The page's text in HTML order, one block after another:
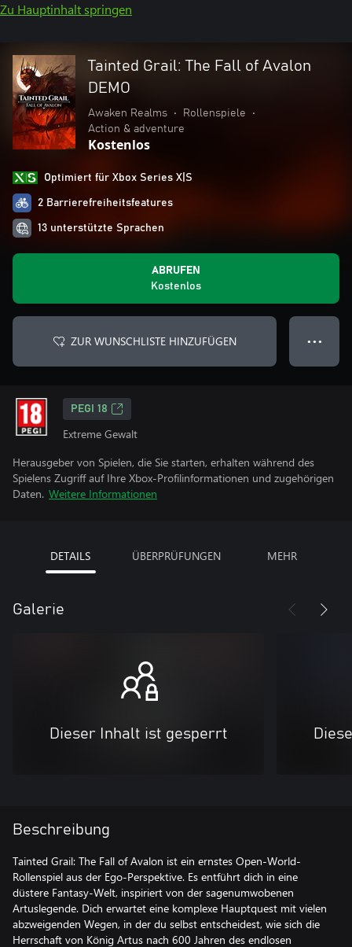
Zu Hauptinhalt springen
Tainted Grail: The Fall of Avalon
DEMO
Awaken Realms • Rollenspiele
•
Action & adventure
Kostenlos
Optimiert für Xbox Series X|S
2 Barrierefreiheitsfeatures
13 unterstützte Sprachen
ABRUFEN
Kostenlos
ZUR WUNSCHLISTE HINZUFÜGEN ● ● ●
PEGI 18
Extreme Gewalt
Herausgeber von Spielen, die Sie starten, erhalten während des
Spielens Zugriff auf Ihre Xbox-Profilinformationen und zugehörigen
Daten. Weitere Informationen
DETAILS ÜBERPRÜFUNGEN MEHR
Galerie
Dieser Inhalt ist gesperrt
Beschreibung
Tainted Grail: The Fall of Avalon ist ein ernstes Open-World-
Rollenspiel aus der Ego-Perspektive. Es entführt dich in eine
düstere Fantasy-Welt, inspiriert von der sagenumwobenen
Artuslegende. Dich erwartet eine komplexe Hauptquest mit vielen
abzweigenden Wegen, in der du selbst entscheidest, wie sich die
Herrschaft von König Artus nach 600 Jahren des endlosen